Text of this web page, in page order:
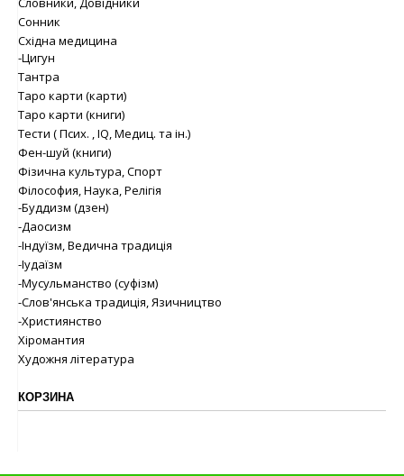
Сонник
Східна медицина
-Цигун
Тантра
Таро карти (карти)
Таро карти (книги)
Тести ( Псих. , IQ, Медиц. та ін.)
Фен-шуй (книги)
Фізична культура, Спорт
Філософия, Наука, Релігія
-Буддизм (дзен)
-Даосизм
-Індуїзм, Ведична традиція
-Іудаїзм
-Мусульманство (суфізм)
-Слов'янська традиція, Язичництво
-Християнство
Хіромантия
Художня література
КОРЗИНА